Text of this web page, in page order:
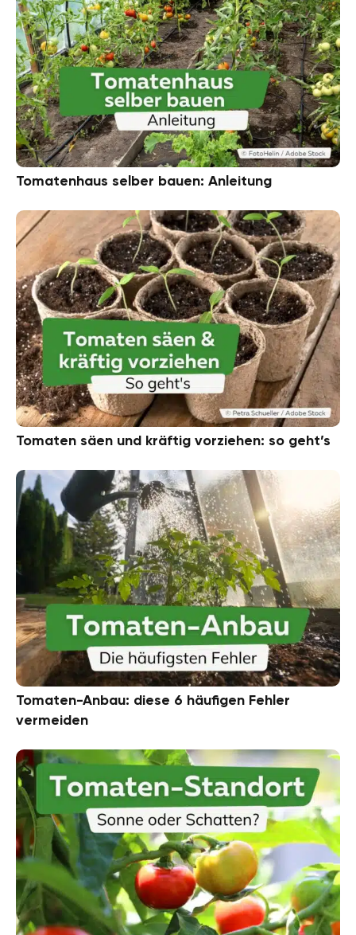
Tomatenhaus selber bauen: Anleitung
Tomaten säen und kräftig vorziehen: so geht’s
Tomaten-Anbau: diese 6 häufigen Fehler
vermeiden